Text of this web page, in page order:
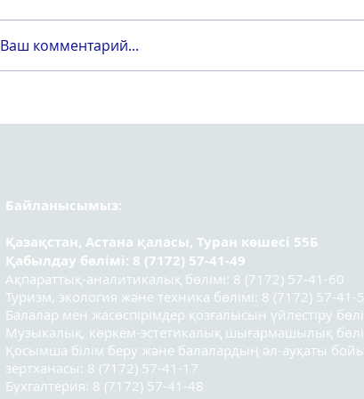
Ваш комментарий...
Байланысымыз:
Қазақстан, Астана қаласы, Туран көшесі 55Б
Қабылдау бөлімі: 8 (7172) 57-41-49
Ақпараттық-аналитикалық бөлімі: 8 (7172) 57-41-60
Туризм, экология және техника бөлімі: 8 (7172) 57-41-
Балалар мен жасөспірімдер қозғалысын үйлестіру
Музыкалық, көркем-эстетикалық шығармашылық
Қосымша білім беру және балалардың әл-ауқаты
зертханасы: 8 (7172) 57-41-17
Бухгалтерия: 8 (7172) 57-41-48